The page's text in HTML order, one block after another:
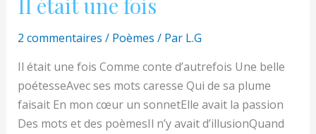
Il était une fois
2 commentaires / Poèmes / Par L.G
Il était une fois Comme conte d’autrefois Une belle
poétesseAvec ses mots caresse Qui de sa plume
faisait En mon cœur un sonnetElle avait la passion
Des mots et des poèmesIl n’y avait d’illusionQuand